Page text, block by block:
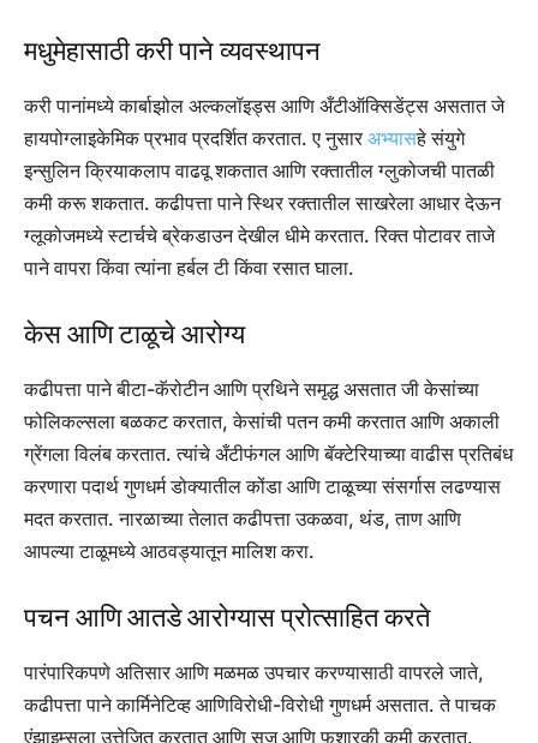
मधुमेहासाठी करी पानेव्यवस्थापन
करी पानांमध्ये कार्बाझोल अल्कलॉइड्स आणि अँटीऑक्सिडेंट्स असतात जे
हायपोग्लाइकेमिक प्रभाव प्रदर्शित करतात. ए नुसार अभ्यासहे संयुगे
इन्सुलिन क्रियाकलाप वाढवू शकतात आणि रक्तातील ग्लुकोजची पातळी
कमी करू शकतात. कढीपत्ता पाने स्थिर रक्तातील साखरेला आधार देऊन
ग्लूकोजमध्ये स्टार्चचे ब्रेकडाउन देखील धीमे करतात. रिक्त पोटावर ताजे
पाने वापरा किंवा त्यांना हर्बल टी किंवा रसात घाला.
केस आणि टाळूचे आरोग्य
कढीपत्ता पाने बीटा-कॅरोटीन आणि प्रथिने समृद्ध असतात जी केसांच्या
फोलिकल्सला बळकट करतात, केसांची पतन कमी करतात आणि अकाली
ग्रेंगला विलंब करतात.त्यांचे अँटीफंगल आणि बॅक्टेरियाच्या वाढीस प्रतिबंध
करणारा पदार्थ गुणधर्म डोक्यातील कोंडा आणि टाळूच्या संसर्गास लढण्यास
मदत करतात. नारळाच्या तेलात कढीपत्ता उकळवा, थंड, ताण आणि
आपल्या टाळूमध्ये आठवड्यातून मालिश करा.
पचन आणि आतडे आरोग्यास प्रोत्साहित करते
पारंपारिकपणे अतिसार आणि मळमळ उपचार करण्यासाठी वापरले जाते,
कढीपत्ता पाने कार्मिनेटिव्ह आणिविरोधी-विरोधी गुणधर्म असतात. ते पाचक
एंझाइम्सला उत्तेजित करतात आणि सूज आणि फुशारकी कमी करतात.